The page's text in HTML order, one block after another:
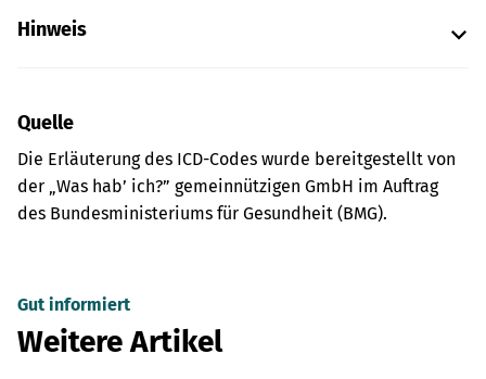
Hinweis
Quelle
Die Erläuterung des ICD-Codes wurde bereitgestellt von
der „Was hab’ ich?” gemeinnützigen GmbH im Auftrag
des Bundesministeriums für Gesundheit (BMG).
Gut informiert
Weitere Artikel